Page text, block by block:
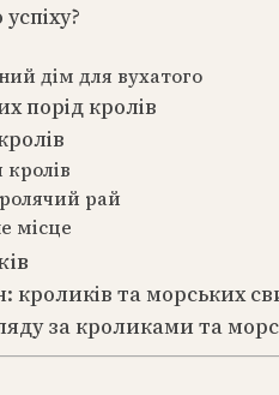
дім для вухатого
порід кролів
рай
місце
та морських
за кроликами та